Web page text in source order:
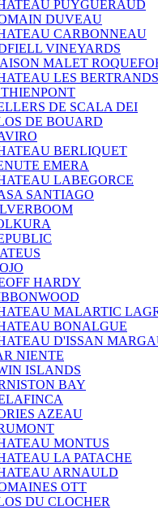
PUYGUERAUD
DUVEAU
CARBONNEAU
VINEYARDS
MALET
LES BERTRANDS
THIENPONT
DE SCALA DEI
DE BOUARD
BERLIQUET
EMERA
LABEGORCE
SANTIAGO
HARDY
MALARTIC
BONALGUE
D'ISSAN
NIENTE
ISLANDS
BAY
AZEAU
MONTUS
LA PATACHE
ARNAULD
OTT
DU CLOCHER